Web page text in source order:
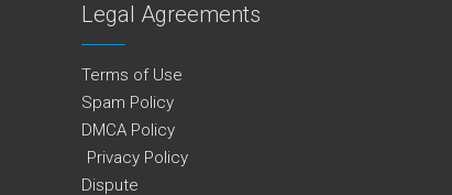
Legal Agreements
Terms of Use
Spam Policy
DMCA Policy
Privacy Policy
Dispute